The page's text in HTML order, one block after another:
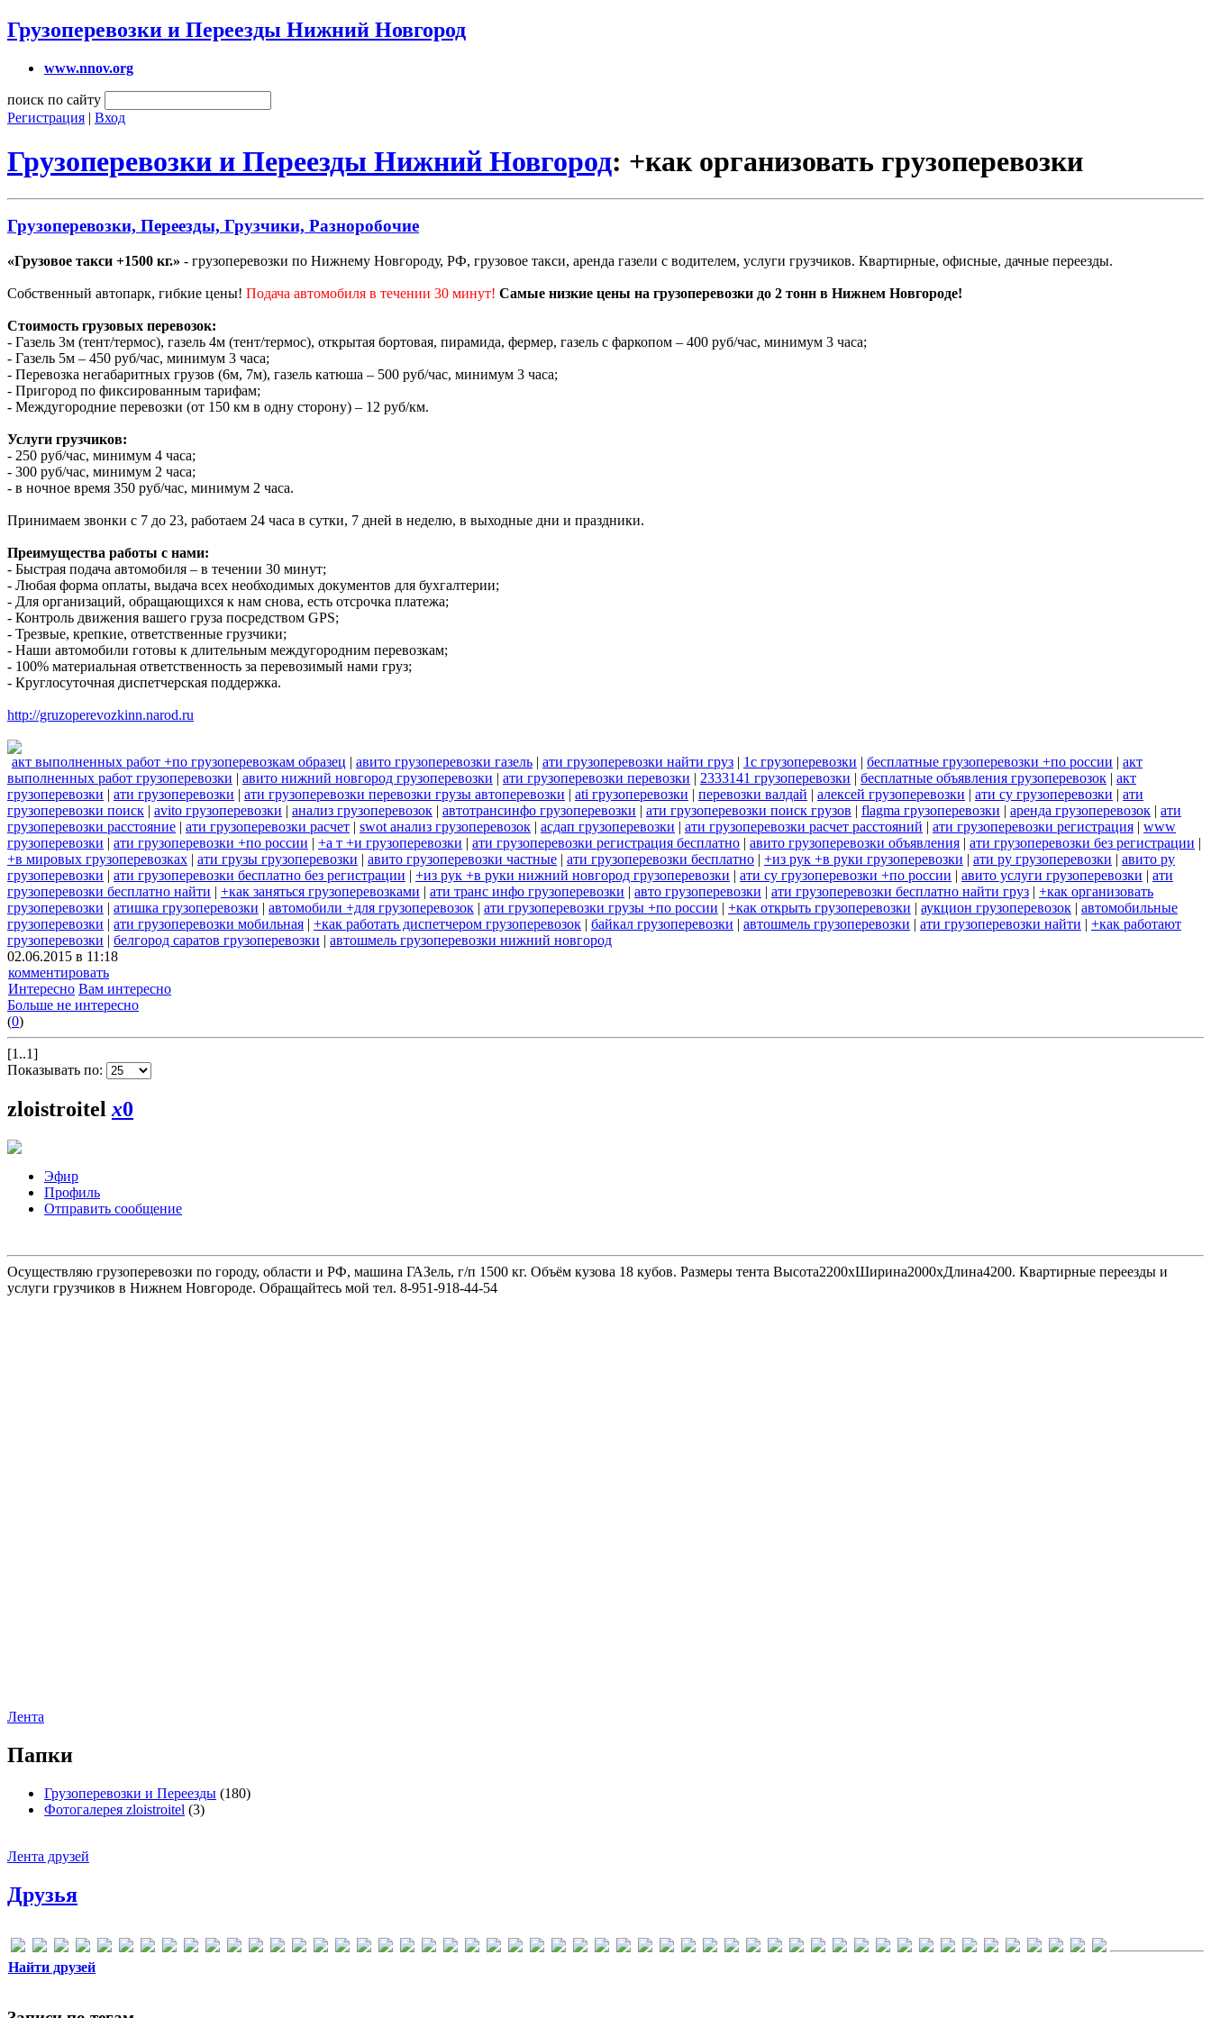
Грузоперевозки и Переезды Нижний Новгород
www.nnov.org
поиск по сайту
Регистрация | Вход
Грузоперевозки и Переезды Нижний Новгород: +как организовать грузоперевозки
Грузоперевозки, Переезды, Грузчики, Разноробочие
«Грузовое такси +1500 кг.» - грузоперевозки по Нижнему Новгороду, РФ, грузовое такси, аренда газели с водителем, услуги грузчиков. Квартирные, офисные, дачные переезды.
Собственный автопарк, гибкие цены! Подача автомобиля в течении 30 минут! Самые низкие цены на грузоперевозки до 2 тонн в Нижнем Новгороде!
Стоимость грузовых перевозок:
- Газель 3м (тент/термос), газель 4м (тент/термос), открытая бортовая, пирамида, фермер, газель с фаркопом – 400 руб/час, минимум 3 часа;
- Газель 5м – 450 руб/час, минимум 3 часа;
- Перевозка негабаритных грузов (6м, 7м), газель катюша – 500 руб/час, минимум 3 часа;
- Пригород по фиксированным тарифам;
- Междугородние перевозки (от 150 км в одну сторону) – 12 руб/км.
Услуги грузчиков:
- 250 руб/час, минимум 4 часа;
- 300 руб/час, минимум 2 часа;
- в ночное время 350 руб/час, минимум 2 часа.
Принимаем звонки с 7 до 23, работаем 24 часа в сутки, 7 дней в неделю, в выходные дни и праздники.
Преимущества работы с нами:
- Быстрая подача автомобиля – в течении 30 минут;
- Любая форма оплаты, выдача всех необходимых документов для бухгалтерии;
- Для организаций, обращающихся к нам снова, есть отсрочка платежа;
- Контроль движения вашего груза посредством GPS;
- Трезвые, крепкие, ответственные грузчики;
- Наши автомобили готовы к длительным междугородним перевозкам;
- 100% материальная ответственность за перевозимый нами груз;
- Круглосуточная диспетчерская поддержка.
http://gruzoperevozkinn.narod.ru
акт выполненных работ +по грузоперевозкам образец | авито грузоперевозки газель | ати грузоперевозки найти груз | 1с грузоперевозки | бесплатные грузоперевозки +по россии | акт
выполненных работ грузоперевозки | авито нижний новгород грузоперевозки | ати грузоперевозки перевозки | 2333141 грузоперевозки | бесплатные объявления грузоперевозок | акт
грузоперевозки | ати грузоперевозки | ати грузоперевозки перевозки грузы автоперевозки | ati грузоперевозки | перевозки валдай | алексей грузоперевозки | ати су грузоперевозки | ати
грузоперевозки поиск | avito грузоперевозки | анализ грузоперевозок | автотрансинфо грузоперевозки | ати грузоперевозки поиск грузов | flagma грузоперевозки | аренда грузоперевозок | ати
грузоперевозки расстояние | ати грузоперевозки расчет | swot анализ грузоперевозок | асдап грузоперевозки | ати грузоперевозки расчет расстояний | ати грузоперевозки регистрация | www
грузоперевозки | ати грузоперевозки +по россии | +а т +и грузоперевозки | ати грузоперевозки регистрация бесплатно | авито грузоперевозки объявления | ати грузоперевозки без регистрации |
+в мировых грузоперевозках | ати грузы грузоперевозки | авито грузоперевозки частные | ати грузоперевозки бесплатно | +из рук +в руки грузоперевозки | ати ру грузоперевозки | авито ру
грузоперевозки | ати грузоперевозки бесплатно без регистрации | +из рук +в руки нижний новгород грузоперевозки | ати су грузоперевозки +по россии | авито услуги грузоперевозки | ати
грузоперевозки бесплатно найти | +как заняться грузоперевозками | ати транс инфо грузоперевозки | авто грузоперевозки | ати грузоперевозки бесплатно найти груз | +как организовать
грузоперевозки | атишка грузоперевозки | автомобили +для грузоперевозок | ати грузоперевозки грузы +по россии | +как открыть грузоперевозки | аукцион грузоперевозок | автомобильные
грузоперевозки | ати грузоперевозки мобильная | +как работать диспетчером грузоперевозок | байкал грузоперевозки | автошмель грузоперевозки | ати грузоперевозки найти | +как работают
грузоперевозки | белгород саратов грузоперевозки | автошмель грузоперевозки нижний новгород
02.06.2015 в 11:18
комментировать
Интересно Вам интересно
Больше не интересно
(0)
[1..1]
Показывать по:
zloistroitel x0
Эфир
Профиль
Отправить сообщение
Осуществляю грузоперевозки по городу, области и РФ, машина ГАЗель, г/п 1500 кг. Объём кузова 18 кубов. Размеры тента Высота2200хШирина2000хДлина4200. Квартирные переезды и
услуги грузчиков в Нижнем Новгороде. Обращайтесь мой тел. 8-951-918-44-54
Лента
Папки
Грузоперевозки и Переезды (180)
Фотогалерея zloistroitel (3)
Лента друзей
Друзья
Найти друзей